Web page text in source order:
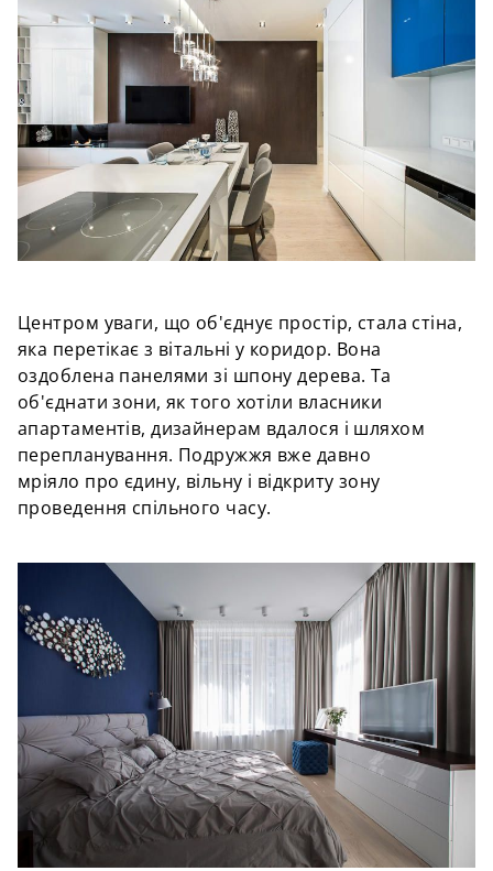
Центром уваги, що об'єднує простір, стала стіна,
яка перетікає з вітальні у коридор. Вона
оздоблена панелями зі шпону дерева. Та
об'єднати зони, як того хотіли власники
апартаментів, дизайнерам вдалося і шляхом
перепланування. Подружжя вже давно
мріяло про єдину, вільну і відкриту зону
проведення спільного часу.